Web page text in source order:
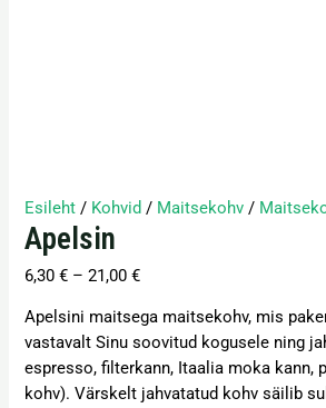
Esileht / Kohvid / Maitsekohv /
Apelsin
6,30€ – 21,00€
Apelsini maitsega maitsekohv, mis
vastavalt Sinu soovitud kogusele ning
espresso, filterkann, Itaalia moka kann,
kohv). Värskelt jahvatatud kohv säilib